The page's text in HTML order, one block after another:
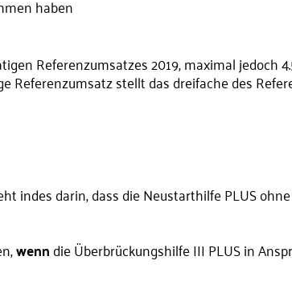
haben
Referenzumsatzes 2019, maximal jedoch
Referenzumsatz stellt das dreifache des
indes darin, dass die Neustarthilfe PLUS
wenndie Überbrückungshilfe III PLUS in